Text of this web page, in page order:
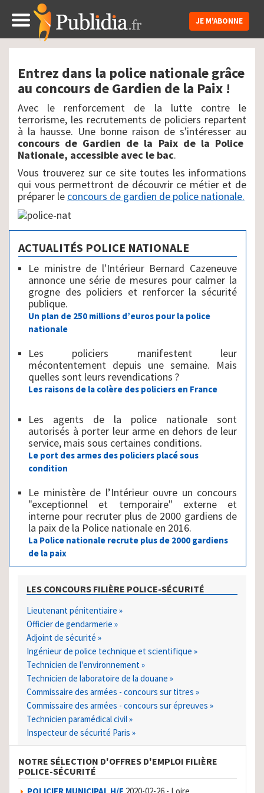
JE M'ABONNE
Entrez dans la police nationale grâce
au concours de Gardien de la Paix !
Avec le renforcement de la lutte contre le
terrorisme, les recrutements de policiers repartent
à la hausse. Une bonne raison de s'intéresser au
concours de Gardien de la Paix de la Police
Nationale, accessible avec le bac.
Vous trouverez sur ce site toutes les informations
qui vous permettront de découvrir ce métier et de
préparer le concours de gardien de police nationale.
ACTUALITÉS POLICE NATIONALE
Le ministre de l'Intérieur Bernard Cazeneuve
annonce une série de mesures pour calmer la
grogne des policiers et renforcer la sécurité
publique.
Un plan de 250 millions d’euros pour la police
nationale
Les policiers manifestent leur
mécontentement depuis une semaine. Mais
quelles sont leurs revendications ?
Les raisons de la colère des policiers en France
Les agents de la police nationale sont
autorisés à porter leur arme en dehors de leur
service, mais sous certaines conditions.
Le port des armes des policiers placé sous
condition
Le ministère de l’Intérieur ouvre un concours
"exceptionnel et temporaire" externe et
interne pour recruter plus de 2000 gardiens de
la paix de la Police nationale en 2016.
La Police nationale recrute plus de 2000 gardiens
de la paix
LES CONCOURS FILIÈRE POLICE-SÉCURITÉ
Lieutenant pénitentiaire »
Officier de gendarmerie »
Adjoint de sécurité »
Ingénieur de police technique et scientifique »
Technicien de l'environnement »
Technicien de laboratoire de la douane »
Commissaire des armées - concours sur titres »
Commissaire des armées - concours sur épreuves »
Technicien paramédical civil »
Inspecteur de sécurité Paris »
NOTRE SÉLECTION D'OFFRES D'EMPLOI FILIÈRE
POLICE-SÉCURITÉ
POLICIER MUNICIPAL H/F 2020-02-26 - Loire